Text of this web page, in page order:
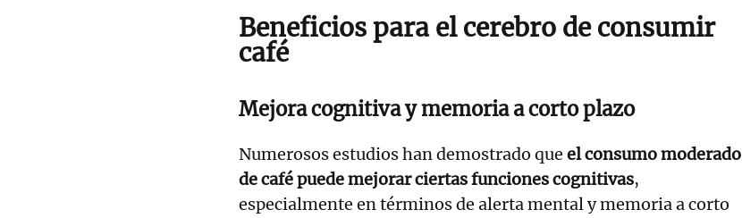
Beneficios para el cerebro de consumir
café
Mejora cognitiva y memoria a corto plazo
Numerosos estudios han demostrado que el consumo moderado
de café puede mejorar ciertas funciones cognitivas,
especialmente en términos de alerta mental y memoria a corto